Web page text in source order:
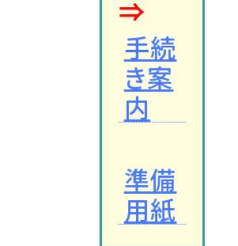
⇒
手続
き案
内
準備
用紙